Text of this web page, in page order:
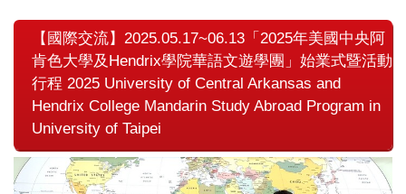
【國際交流】2025.05.17~06.13「2025年美國中央阿
肯色大學及Hendrix學院華語文遊學團」始業式暨活動
行程 2025 University of Central Arkansas and
Hendrix College Mandarin Study Abroad Program in
University of Taipei